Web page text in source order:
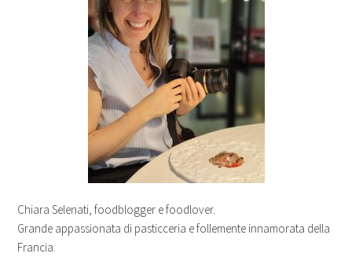
Chiara Selenati, foodblogger e foodlover.
Grande appassionata di pasticceria e follemente innamorata della
Francia.